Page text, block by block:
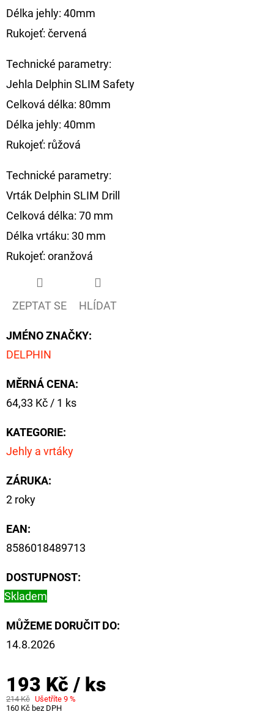
Délka jehly: 40mm
Rukojeť: červená
Technické parametry:
Jehla Delphin SLIM Safety
Celková délka: 80mm
Délka jehly: 40mm
Rukojeť: růžová
Technické parametry:
Vrták Delphin SLIM Drill
Celková délka: 70 mm
Délka vrtáku: 30 mm
Rukojeť: oranžová
ZEPTAT SE HLÍDAT
JMÉNO ZNAČKY:
DELPHIN
MĚRNÁ CENA:
Měrná
64,33 Kč / 1 ks
KATEGORIE:
Jehly a vrtáky
ZÁRUKA:
2 roky
EAN:
8586018489713
DOSTUPNOST:
Skladem
MŮŽEME DORUČIT DO:
14.8.2026
193 Kč / ks
214 Kč Ušetříte 9 %
160 Kč bez DPH